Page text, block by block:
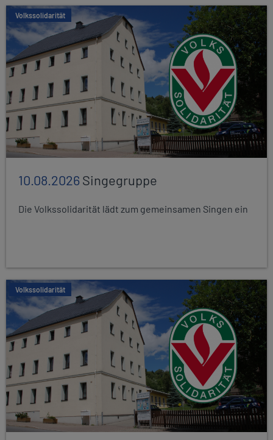
Volkssolidarität
10.08.2026Singegruppe
Die Volkssolidarität lädt zum gemeinsamen Singen ein
Volkssolidarität